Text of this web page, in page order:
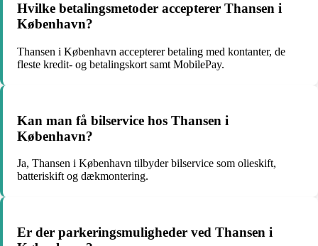
Hvilke betalingsmetoder accepterer Thansen i
København?
Thansen i København accepterer betaling med kontanter, de
fleste kredit- og betalingskort samt MobilePay.
Kan man få bilservice hos Thansen i
København?
Ja, Thansen i København tilbyder bilservice som olieskift,
batteriskift og dækmontering.
Er der parkeringsmuligheder ved Thansen i